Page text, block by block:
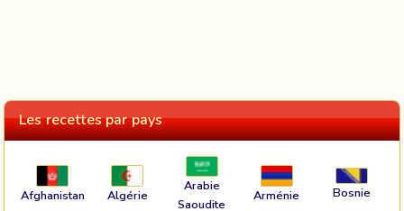
Les recettes par pays
Afghanistan Algérie
Arabie
Saoudite
Arménie Bosnie